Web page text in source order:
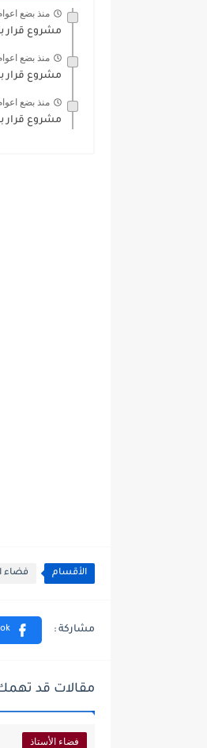
منذ بضع
مشروع قرار
منذ بضع
مشروع قرار
منذ بضع
مشروع قرار
الأقسام فضاء
مقالات قد
فضاء الأستاذ